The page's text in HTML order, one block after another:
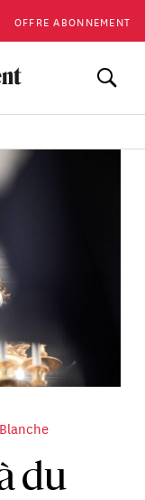
OFFRE ABONNEMENT
du